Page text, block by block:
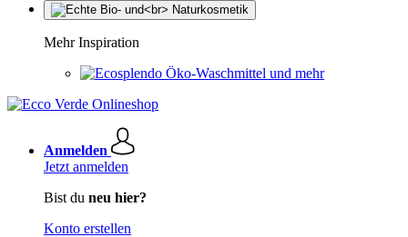
Mehr Inspiration
Öko-Waschmittel und mehr
Anmelden
Jetzt anmelden
Bist du neu hier?
Konto erstellen